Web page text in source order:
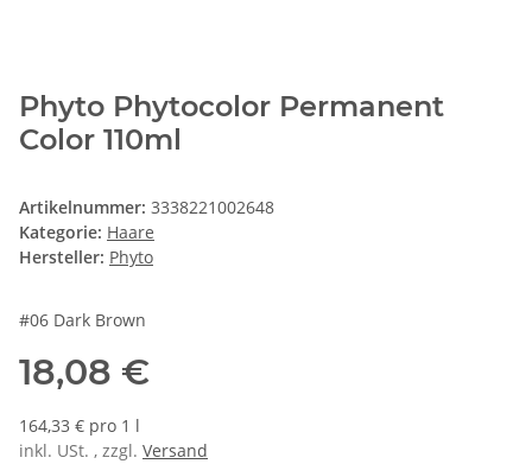
Phyto Phytocolor Permanent
Color 110ml
Artikelnummer: 3338221002648
Kategorie: Haare
Hersteller: Phyto
#06 Dark Brown
18,08 €
164,33 € pro 1 l
inkl. USt. , zzgl. Versand